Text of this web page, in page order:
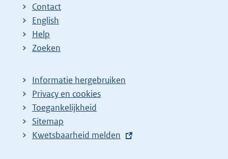
Contact
English
Help
Zoeken
Informatie hergebruiken
Privacy en cookies
Toegankelijkheid
Sitemap
E
Kwetsbaarheid melden